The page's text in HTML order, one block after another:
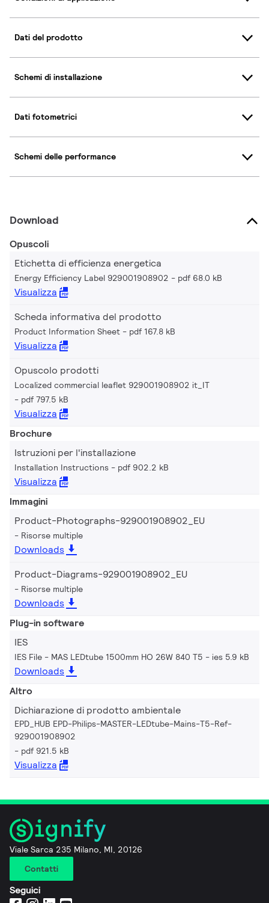
Dati del prodotto
Schemi di installazione
Dati fotometrici
Schemi delle performance
Download
Opuscoli
Etichetta di efficienza energetica
Energy Efficiency Label 929001908902 pdf 68.0 kB
Visualizza
Scheda informativa del prodotto
Product Information Sheet pdf 167.8 kB
Visualizza
Opuscolo prodotti
Localized commercial leaflet 929001908902 it_IT
pdf 797.5 kB
Visualizza
Brochure
Istruzioni per l'installazione
Installation Instructions pdf 902.2 kB
Visualizza
Immagini
Product-Photographs-929001908902_EU
Risorse multiple
Downloads
Product-Diagrams-929001908902_EU
Risorse multiple
Downloads
Plug-in software
IES
IES File - MAS LEDtube 1500mm HO 26W 840 T5 ies 5.9 kB
Downloads
Altro
Dichiarazione di prodotto ambientale
EPD_HUB EPD-Philips-MASTER-LEDtube-Mains-T5-Ref-
929001908902
pdf 921.5 kB
Visualizza
Viale Sarca 235 Milano, MI, 20126
Contatti
Seguici